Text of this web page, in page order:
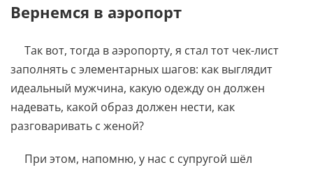
Вернемся в аэропорт
Так вот, тогда в аэропорту, я стал тот чек-лист
заполнять с элементарных шагов: как выглядит
идеальный мужчина, какую одежду он должен
надевать, какой образ должен нести, как
разговаривать с женой?
При этом, напомню, у нас с супругой шёл